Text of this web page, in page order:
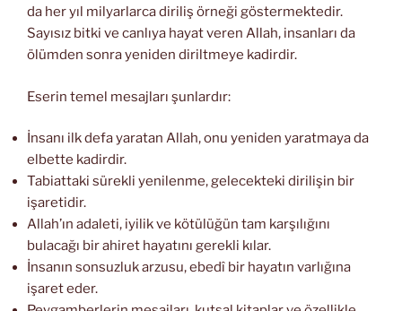
da her yıl milyarlarca diriliş örneği göstermektedir.
Sayısız bitki ve canlıya hayat veren Allah, insanları da
ölümden sonra yeniden diriltmeye kadirdir.
Eserin temel mesajları şunlardır:
İnsanı ilk defa yaratan Allah, onu yeniden yaratmaya da
elbette kadirdir.
Tabiattaki sürekli yenilenme, gelecekteki dirilişin bir
işaretidir.
Allah’ın adaleti, iyilik ve kötülüğün tam karşılığını
bulacağı bir ahiret hayatını gerekli kılar.
İnsanın sonsuzluk arzusu, ebedî bir hayatın varlığına
işaret eder.